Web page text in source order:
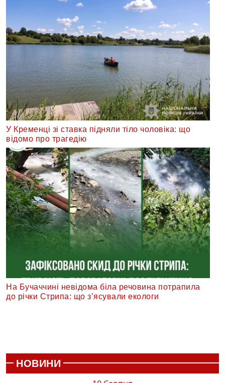
У Кременці зі ставка підняли тіло чоловіка: що
відомо про трагедію
На Бучаччині невідома біла речовина потрапила
до річки Стрипа: що з’ясували екологи
НОВИНИ